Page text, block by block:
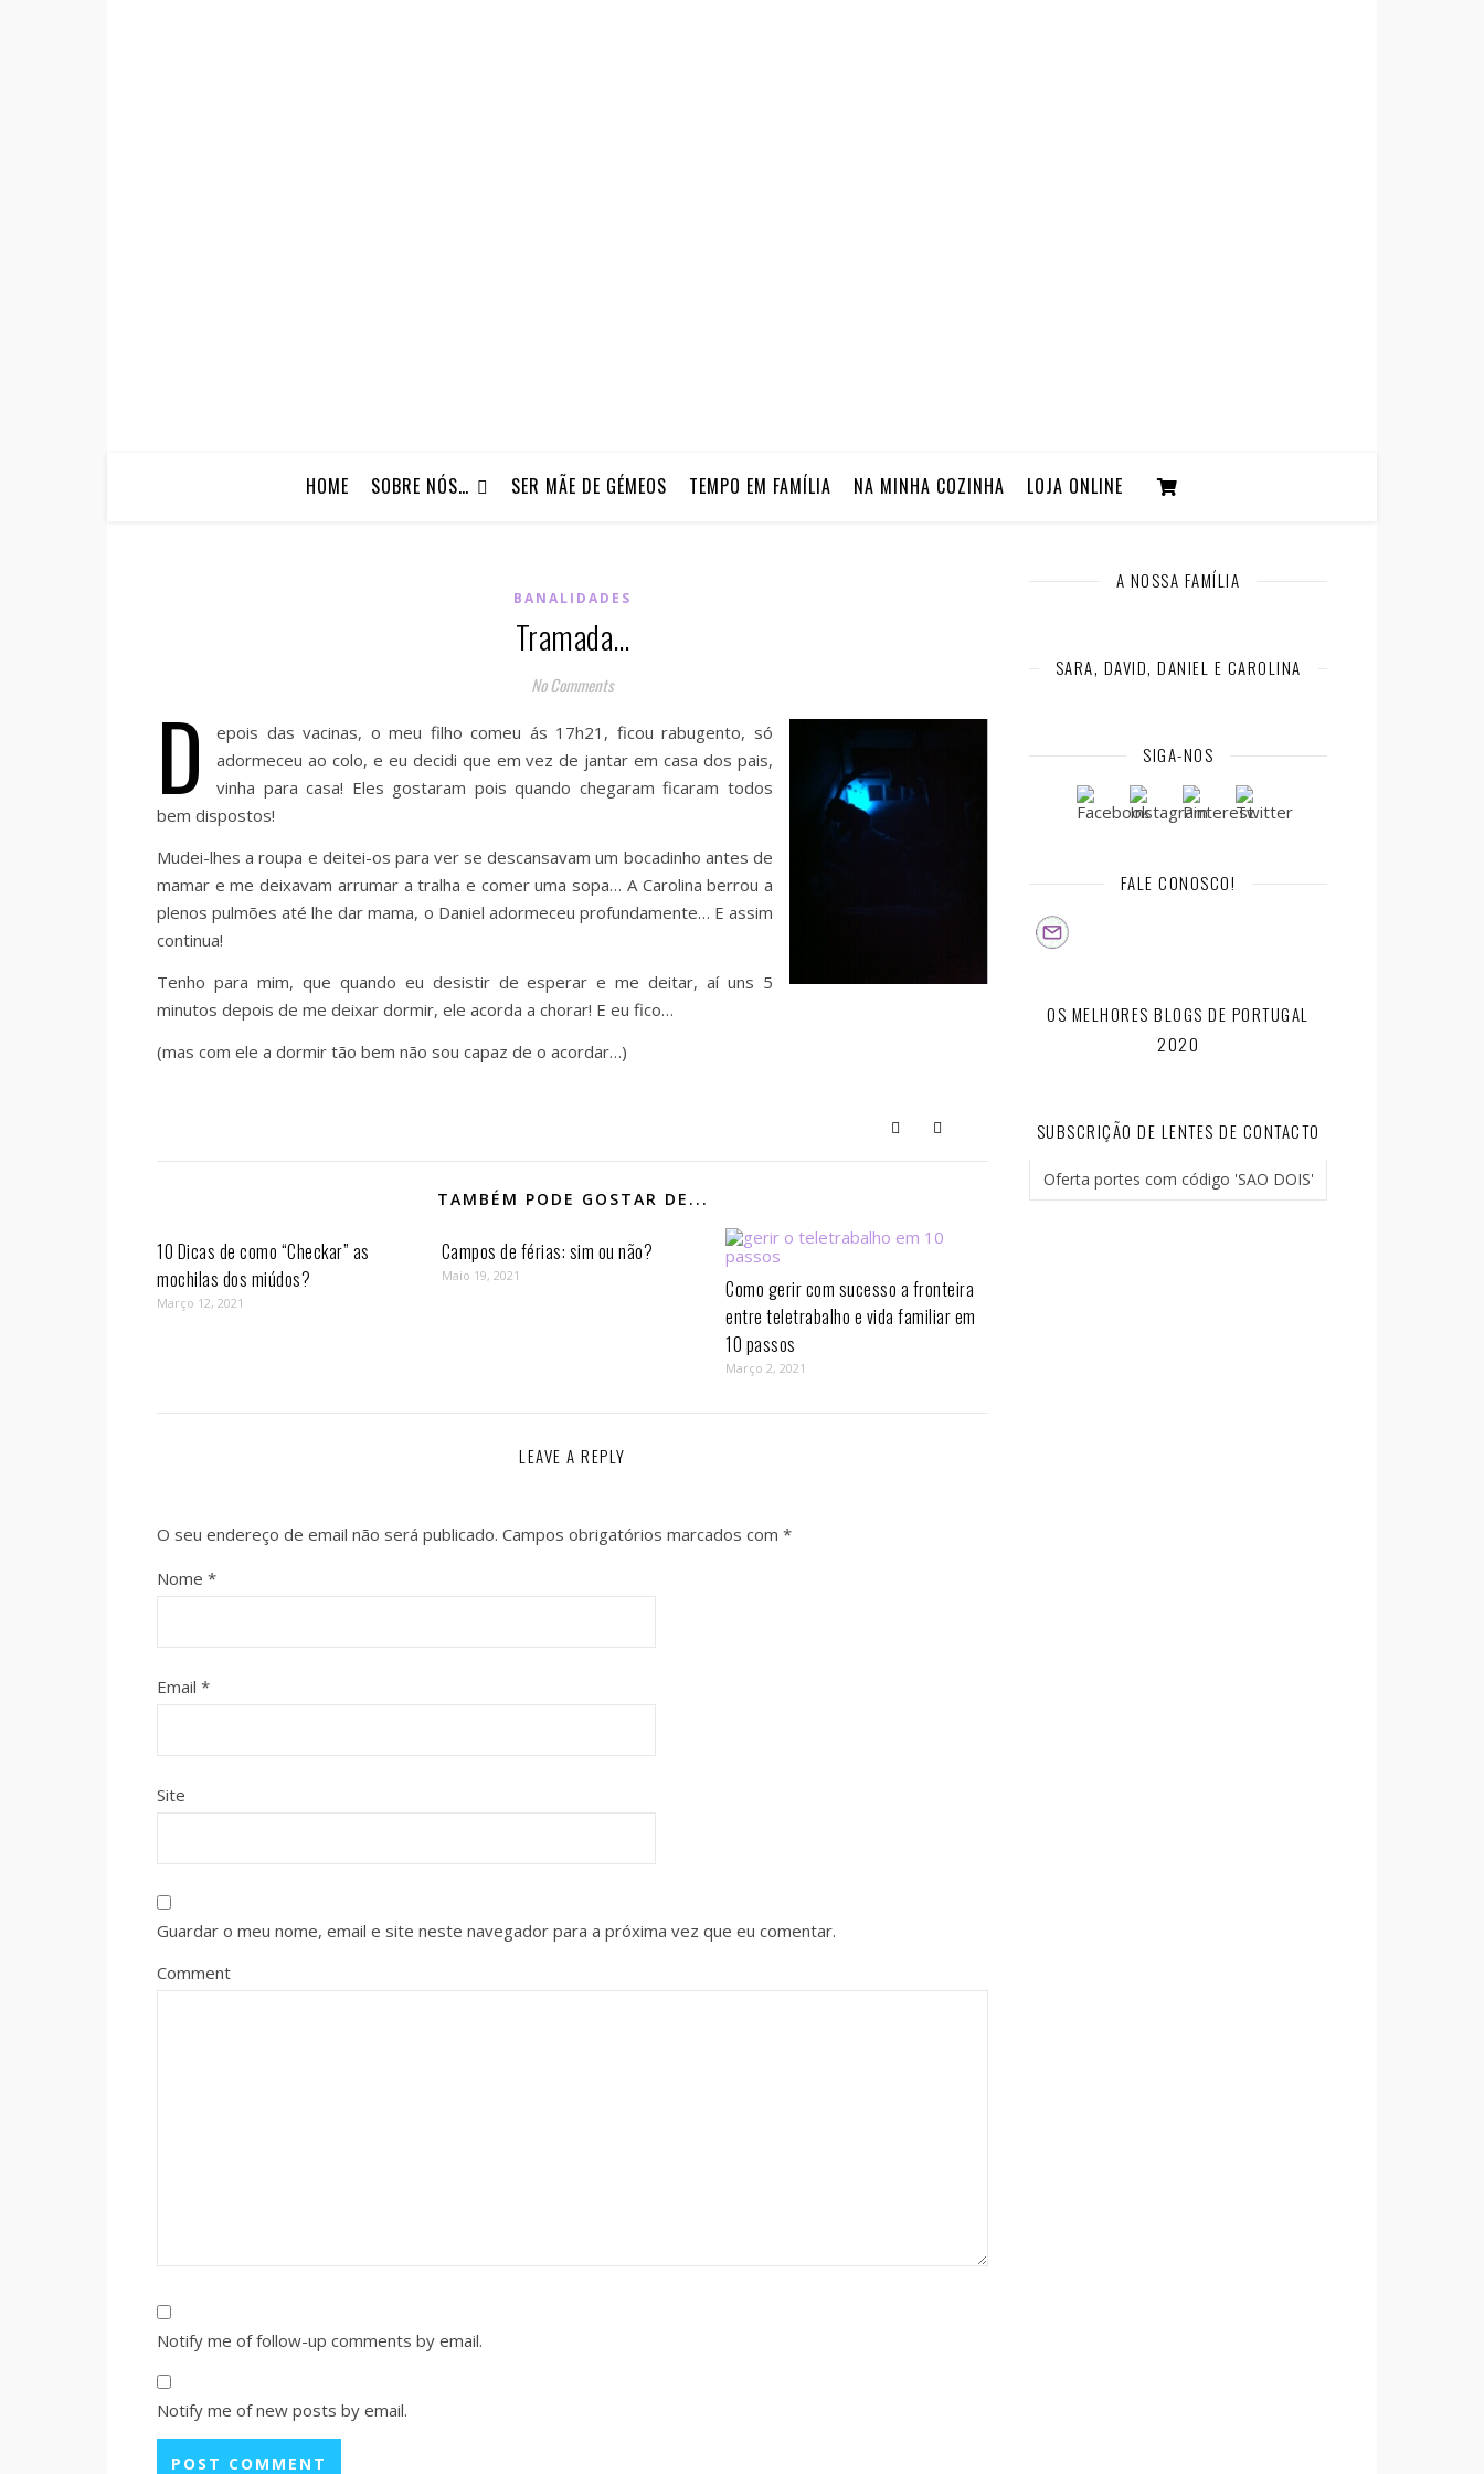
HOME SOBRE NÓS… SER MÃE DE GÉMEOS TEMPO EM FAMÍLIA NA MINHA COZINHA LOJA ONLINE
BANALIDADES
Tramada…
No Comments
D
epois das vacinas, o meu filho comeu ás 17h21, ficou rabugento, só
adormeceu ao colo, e eu decidi que em vez de jantar em casa dos pais,
vinha para casa! Eles gostaram pois quando chegaram ficaram todos
bem dispostos!
Mudei-lhes a roupa e deitei-os para ver se descansavam um bocadinho antes de
mamar e me deixavam arrumar a tralha e comer uma sopa… A Carolina berrou a
plenos pulmões até lhe dar mama, o Daniel adormeceu profundamente… E assim
continua!
Tenho para mim, que quando eu desistir de esperar e me deitar, aí uns 5
minutos depois de me deixar dormir, ele acorda a chorar! E eu fico…
(mas com ele a dormir tão bem não sou capaz de o acordar…)
TAMBÉM PODE GOSTAR DE...
10 Dicas de como “Checkar” as
mochilas dos miúdos?
Março 12, 2021
Campos de férias: sim ou não?
Maio 19, 2021
Como gerir com sucesso a fronteira
entre teletrabalho e vida familiar em
10 passos⁣
Março 2, 2021
LEAVE A REPLY
O seu endereço de email não será publicado. Campos obrigatórios marcados com *
Nome *
Email *
Site
Guardar o meu nome, email e site neste navegador para a próxima vez que eu comentar.
Comment
Notify me of follow-up comments by email.
Notify me of new posts by email.
A NOSSA FAMÍLIA
SARA, DAVID, DANIEL E CAROLINA
SIGA-NOS
FALE CONOSCO!
OS MELHORES BLOGS DE PORTUGAL
2020
SUBSCRIÇÃO DE LENTES DE CONTACTO
Oferta portes com código 'SAO DOIS'